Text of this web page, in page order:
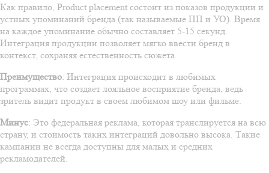
Как правило, Product placement состоит из показов продукции и
устных упоминаний бренда (так называемые ПП и УО). Время
на каждое упоминание обычно составляет 5-15 секунд.
Интеграция продукции позволяет мягко ввести бренд в
контекст, сохраняя естественность сюжета.
Преимущество: Интеграция происходит в любимых
программах, что создает лояльное восприятие бренда, ведь
зритель видит продукт в своем любимом шоу или фильме.
Минус: Это федеральная реклама, которая транслируется на всю
страну, и стоимость таких интеграций довольно высока. Такие
кампании не всегда доступны для малых и средних
рекламодателей.